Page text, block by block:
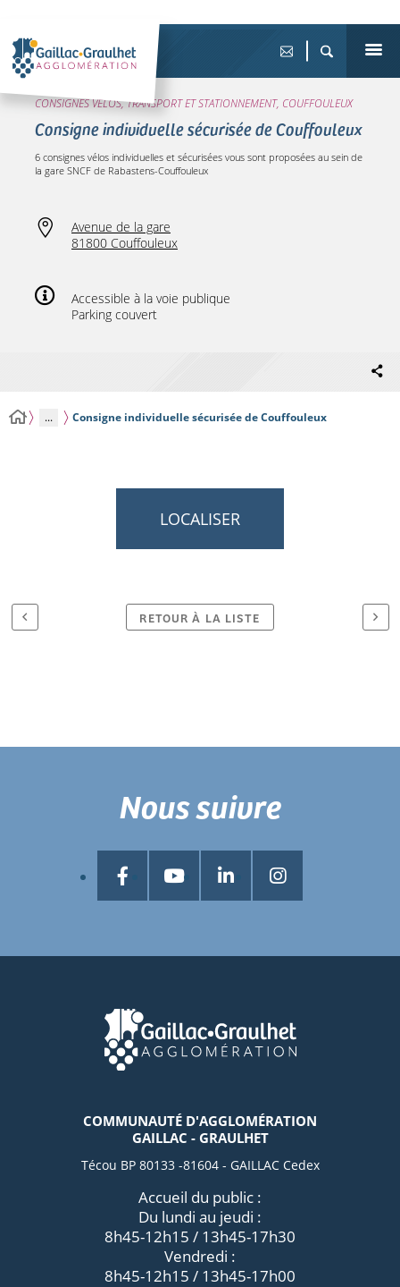
CONSIGNES VÉLOS, TRANSPORT ET STATIONNEMENT, COUFFOULEUX
Consigne individuelle sécurisée de Couffouleux
6 consignes vélos individuelles et sécurisées vous sont proposées au sein de
la gare SNCF de Rabastens-Couffouleux
Avenue de la gare
81800 Couffouleux
Accessible à la voie publique
Parking couvert
... Consigne individuelle sécurisée de Couffouleux
LOCALISER
RETOUR À LA LISTE
COMMUNAUTÉ D'AGGLOMÉRATION
GAILLAC - GRAULHET
Técou BP 80133 -81604 - GAILLAC Cedex
Accueil du public :
Du lundi au jeudi :
8h45-12h15 / 13h45-17h30
Vendredi :
8h45-12h15 / 13h45-17h00
Nous suivre